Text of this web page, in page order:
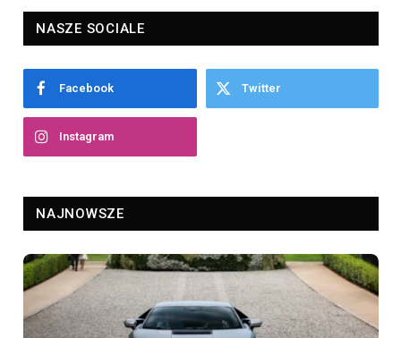
NASZE SOCIALE
Facebook Twitter
Instagram
NAJNOWSZE